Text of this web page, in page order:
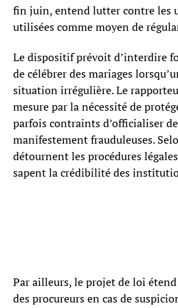
fin juin, entend lutter contre les
utilisées comme moyen de
Le dispositif prévoit d’interdire
de célébrer des mariages
situation irrégulière. Le
mesure par la nécessité de
parfois contraints d’officialiser
manifestement frauduleuses.
détournent les procédures
sapent la crédibilité des
Par ailleurs, le projet de loi
des procureurs en cas de